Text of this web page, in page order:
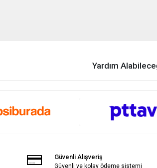
Yardım
Güvenli Alışveriş
Güvenli ve kolay ödeme sistemi